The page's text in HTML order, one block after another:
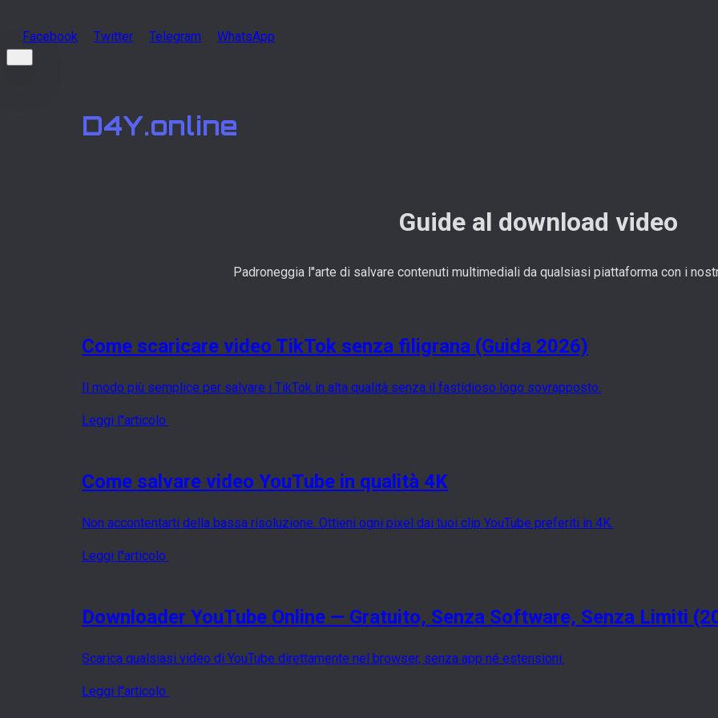
Facebook Twitter Telegram WhatsApp
D4Y.online
Guide al download video
Padroneggia l''arte di salvare contenuti multimediali da qualsiasi piattaforma con i
Come scaricare video TikTok senza filigrana (Guida 2026)
Il modo più semplice per salvare i TikTok in alta qualità senza il fastidioso logo sovrapposto.
Leggi l''articolo
Come salvare video YouTube in qualità 4K
Non accontentarti della bassa risoluzione. Ottieni ogni pixel dai tuoi clip YouTube preferiti in 4K.
Leggi l''articolo
Downloader YouTube Online — Gratuito, Senza Software, Senza Limiti
Scarica qualsiasi video di YouTube direttamente nel browser, senza app né estensioni.
Leggi l''articolo